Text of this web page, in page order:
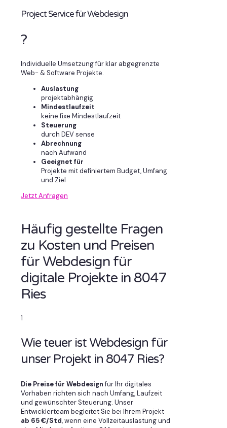
Project Service für Webdesign
?
Individuelle Umsetzung für klar abgegrenzte
Web- & Software Projekte.
Auslastung
projektabhängig
Mindestlaufzeit
keine fixe Mindestlaufzeit
Steuerung
durch DEV sense
Abrechnung
nach Aufwand
Geeignet für
Projekte mit definiertem Budget, Umfang
und Ziel
Jetzt Anfragen
Häufig gestellte Fragen
zu Kosten und Preisen
für Webdesign für
digitale Projekte in 8047
Ries
1
Wie teuer ist Webdesign für
unser Projekt in 8047 Ries?
Die Preise für Webdesignfür Ihr digitales
Vorhaben richten sich nach Umfang, Laufzeit
und gewünschter Steuerung. Unser
Entwicklerteam begleitet Sie bei Ihrem Projekt
ab 65 €/Std, wenn eine Vollzeitauslastung und